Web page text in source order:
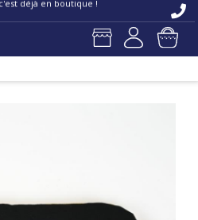
déjà en boutique !